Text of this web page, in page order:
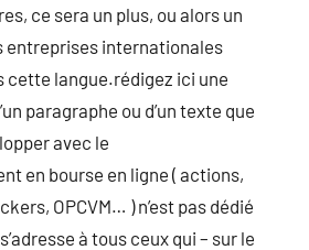
ce sera un plus, ou alors un
entreprises internationales
cette langue.rédigez ici une
paragraphe ou d’un texte que
avec le
en bourse en ligne ( actions,
OPCVM… ) n’est pas dédié
à tous ceux qui – sur le